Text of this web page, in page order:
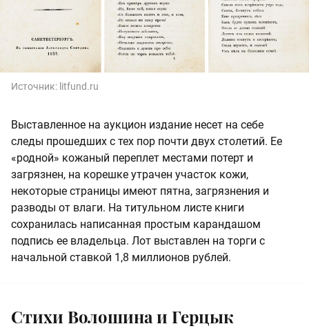
Источник: litfund.ru
Выставленное на аукцион издание несет на себе
следы прошедших с тех пор почти двух столетий. Ее
«родной» кожаный переплет местами потерт и
загрязнен, на корешке утрачен участок кожи,
некоторые страницы имеют пятна, загрязнения и
разводы от влаги. На титульном листе книги
сохранилась написанная простым карандашом
подпись ее владельца. Лот выставлен на торги с
начальной ставкой 1,8 миллионов рублей.
Стихи Волошина и Герцык